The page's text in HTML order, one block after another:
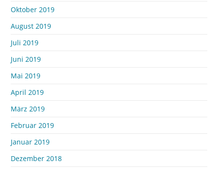
Oktober 2019
August 2019
Juli 2019
Juni 2019
Mai 2019
April 2019
März 2019
Februar 2019
Januar 2019
Dezember 2018